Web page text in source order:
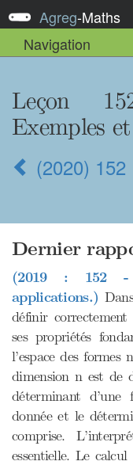
Agreg-Maths
Navigation
Leçon
Exemples
(2020) 152
Dernier
(2019 : 152 -
applications.)
définir
ses propriétés
l’espace des formes
dimension n est de
déterminant d’une
donnée et le
comprise.
essentielle. Le